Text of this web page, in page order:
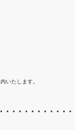
いたします。